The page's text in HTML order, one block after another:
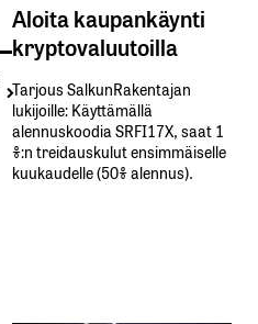
Aloita kaupankäynti
kryptovaluutoilla
Tarjous SalkunRakentajan
lukijoille: Käyttämällä​ ​
alennuskoodia​ ​SRFI17X,​ ​saat​ ​1
%:n treidauskulut​ ​ensimmäiselle​ ​
kuukaudelle​ ​(50%​ ​alennus).